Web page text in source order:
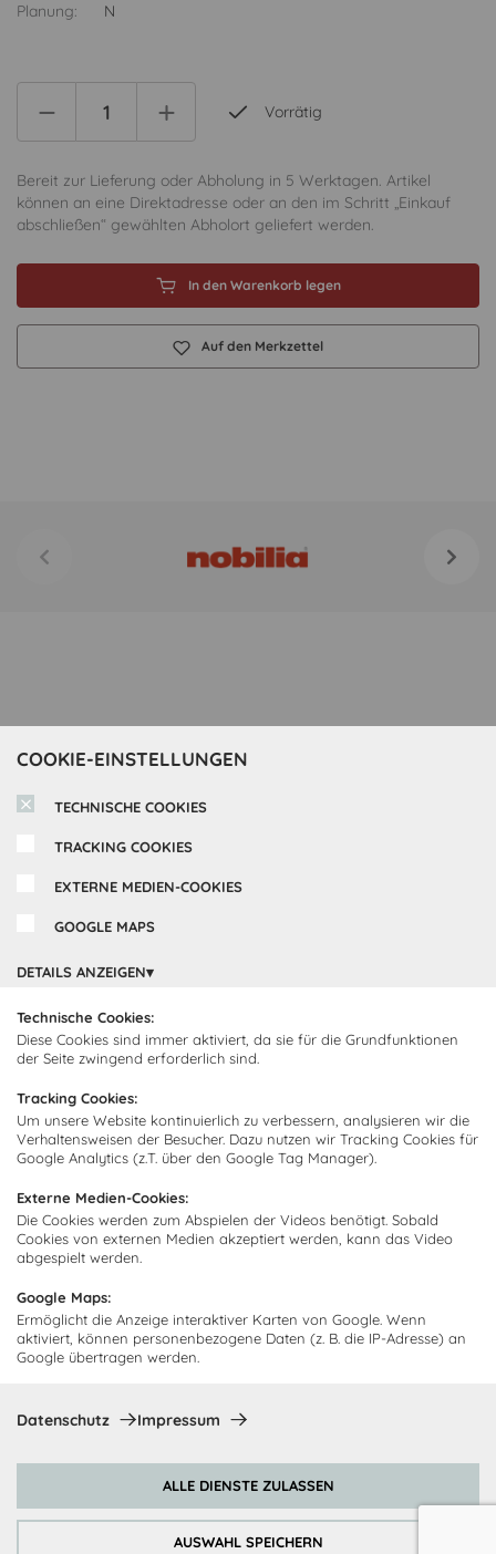
COOKIE-EINSTELLUNGEN
TECHNISCHE COOKIES
TRACKING COOKIES
EXTERNE MEDIEN-COOKIES
GOOGLE MAPS
DETAILS ANZEIGEN
Technische Cookies:
Diese Cookies sind immer aktiviert, da sie für die Grundfunktionen
der Seite zwingend erforderlich sind.
Tracking Cookies:
Um unsere Website kontinuierlich zu verbessern, analysieren wir die
Verhaltensweisen der Besucher. Dazu nutzen wir Tracking Cookies für
Google Analytics (z.T. über den Google Tag Manager).
Externe Medien-Cookies:
Die Cookies werden zum Abspielen der Videos benötigt. Sobald
Cookies von externen Medien akzeptiert werden, kann das Video
abgespielt werden.
Google Maps:
Ermöglicht die Anzeige interaktiver Karten von Google. Wenn
aktiviert, können personenbezogene Daten (z. B. die IP-Adresse) an
Google übertragen werden.
Datenschutz Impressum
AUSWAHL SPEICHERN
ALLE DIENSTE ZULASSEN
Planung:
N
Vorrätig
Bereit zur Lieferung oder Abholung in 5 Werktagen. Artikel
können an eine Direktadresse oder an den im Schritt „Einkauf
abschließen“ gewählten Abholort geliefert werden.
In den Warenkorb legen
Auf den Merkzettel
Über uns
Impressum
FAQ
Kontakt
Kundendienst
Lieferung
Montage
Abholorte
Newsletter abonnieren
Newsletter und empfangen Sie
Neuigkeiten und Angebote
Ich bin damit einverstanden, dass Cocooning24 mich regelmäßig
per E-Mail-Newsletter über seine Angebote informiert.
Zahlungsmethoden